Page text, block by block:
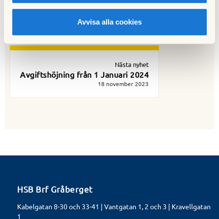
Avvisa alla cookies
Föregående nyhet
UPPDATERAT 1/11: Reparationer bastun
Nästa nyhet
Avgiftshöjning från 1 Januari 2024
18 november 2023
HSB Brf Gråberget
Kabelgatan 8-30 och 33-41 | Vantgatan 1, 2 och 3 | Kravellgatan
1